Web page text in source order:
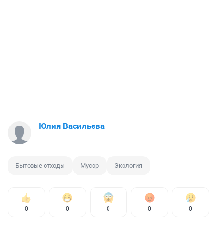
Юлия Васильева
Бытовые отходы Мусор Экология
0 0 0 0 0